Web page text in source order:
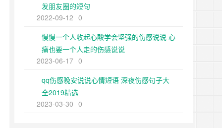
发朋友圈的短句
2022-09-12 0
慢慢一个人收起心酸学会坚强的伤感说说 心
痛也要一个人走的伤感说说
2023-06-17 0
qq伤感晚安说说心情短语 深夜伤感句子大
全2019精选
2023-03-30 0